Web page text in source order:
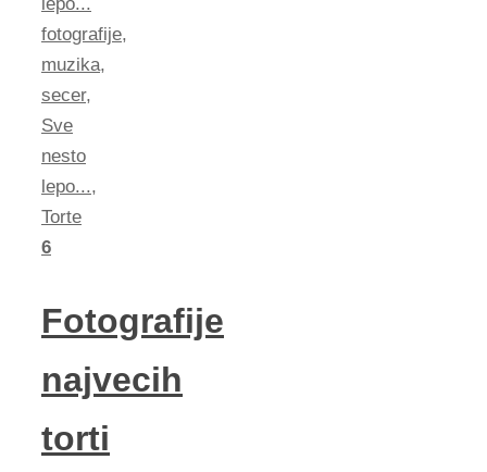
fotografije,
muzika,
secer,
Sve
nesto
lepo...,
Torte
6
Fotografije
najvecih
torti